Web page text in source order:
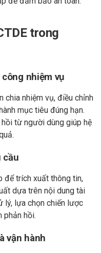
trong
nhiệm vụ
chia nhiệm vụ, điều chỉnh
mục tiêu đúng hạn.
từ người dùng giúp hệ
cầu
để trích xuất thông tin,
dựa trên nội dung tài
lý, lựa chọn chiến lược
phản hồi.
vận hành